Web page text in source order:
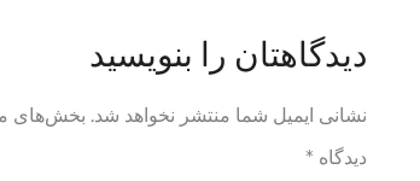
دیدگاهتان را بنویسید
نشانی ایمیل شما منتشر نخواهد شد. بخش‌های
دیدگاه *